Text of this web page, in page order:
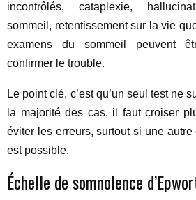
incontrôlés, cataplexie,
sommeil, retentissement sur la vie
examens du sommeil peuvent
confirmer le trouble.
Le point clé, c’est qu’un seul test ne
la majorité des cas, il faut croiser
éviter les erreurs, surtout si une
est possible.
Échelle de somnolence